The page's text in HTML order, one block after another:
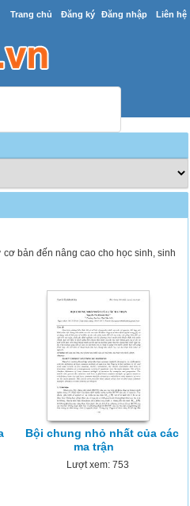
Trang chủ Đăng ký Đăng nhập Liên hệ
bản đến nâng cao cho học sinh, sinh
Bội chung nhỏ nhất của các
ma trận
Lượt xem: 753